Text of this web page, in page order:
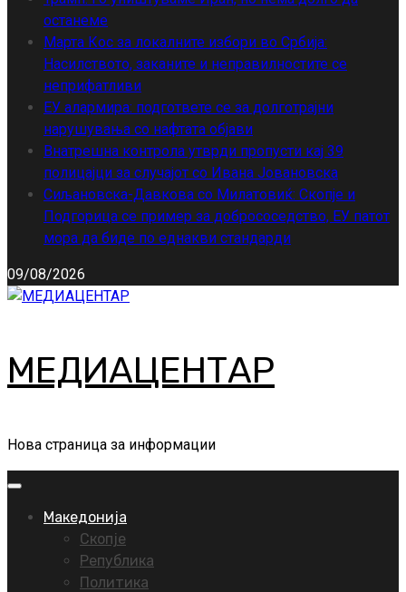
останеме
Марта Кос за локалните избори во Србија:
Насилството, заканите и неправилностите се
неприфатливи
ЕУ алармира: подгответе се за долготрајни
нарушувања со нафтата објави
Внатрешна контрола утврди пропусти кај 39
полицајци за случајот со Ивана Јовановска
Сиљановска-Давкова со Милатовиќ: Скопје и
Подгорица се пример за добрососедство, ЕУ патот
мора да биде по еднакви стандарди
09/08/2026
МЕДИАЦЕНТАР
Нова страница за информации
Primary
Македонија
Скопје
Република
Политика